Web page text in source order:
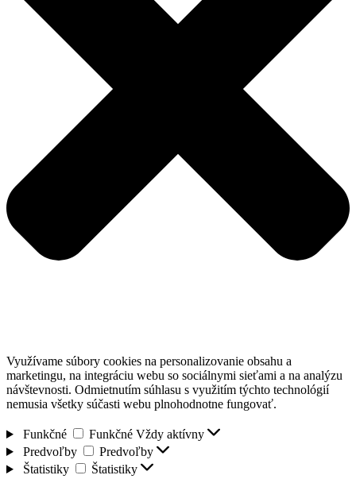
Využívame súbory cookies na personalizovanie obsahu a
marketingu, na integráciu webu so sociálnymi sieťami a na analýzu
návštevnosti. Odmietnutím súhlasu s využitím týchto technológií
nemusia všetky súčasti webu plnohodnotne fungovať.
Funkčné Funkčné Vždy aktívny
Predvoľby
Predvoľby
Štatistiky
Štatistiky